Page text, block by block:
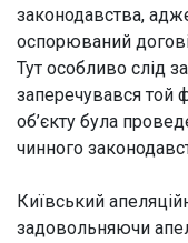
законодавства,
оспорюваний
Тут особливо слід
заперечувався той
об’єкту була
чинного
Київський
задовольняючи